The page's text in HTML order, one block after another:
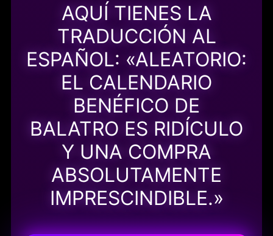
AQUÍ TIENES LA
TRADUCCIÓN AL
ESPAÑOL: «ALEATORIO:
EL CALENDARIO
BENÉFICO DE
BALATRO ES RIDÍCULO
Y UNA COMPRA
ABSOLUTAMENTE
IMPRESCINDIBLE.»